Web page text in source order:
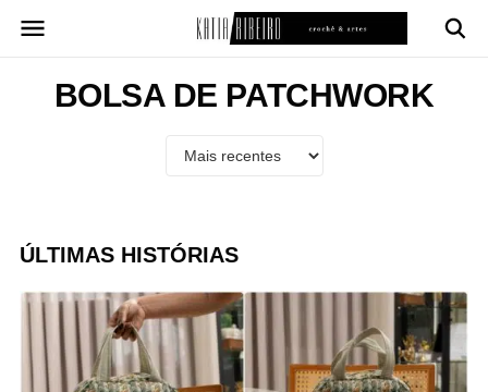
para
conteúdoBOLSA DE PATCHWORK
ÚLTIMAS HISTÓRIAS